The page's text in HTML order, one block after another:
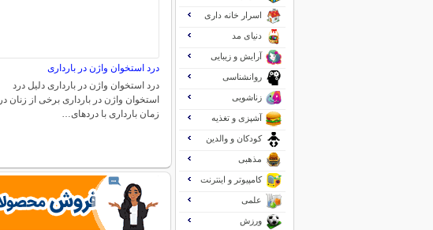
درد استخوان واژن در بارداری
درد استخوان واژن در بارداری دلیل درد
استخوان واژن در بارداری برخی از زنان در
زمان بارداری با دردهای…
اسرار خانه داری
دنیای مد
آرایش و زیبایی
روانشناسی
زناشویی
آشپزی و تغذیه
کودکان و والدین
مذهبی
کامپیوتر و اینترنت
علمی
ورزش